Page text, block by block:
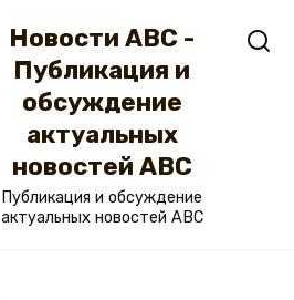
Новости ABC -
Публикация и
обсуждение
актуальных
новостей ABC
Публикация и обсуждение
актуальных новостей ABC